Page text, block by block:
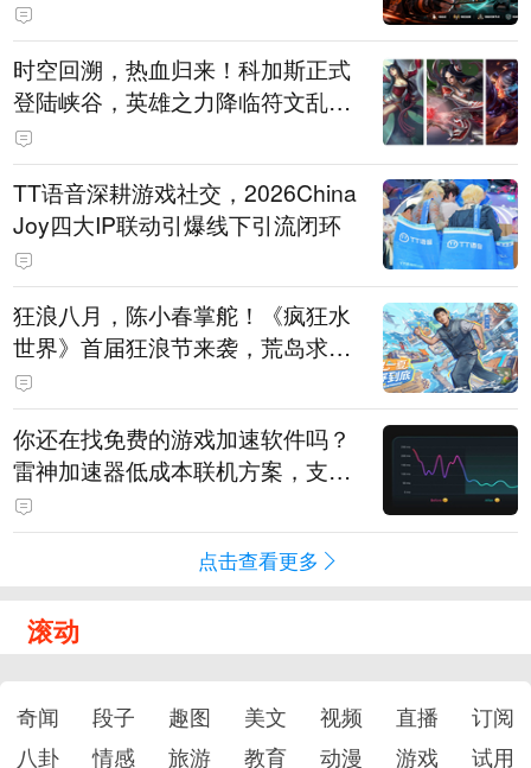
时空回溯，热血归来！科加斯正式
登陆峡谷，英雄之力降临符文乱
斗！
TT语音深耕游戏社交，2026China
Joy四大IP联动引爆线下引流闭环
狂浪八月，陈小春掌舵！《疯狂水
世界》首届狂浪节来袭，荒岛求生
直播即将开启
你还在找免费的游戏加速软件吗？
雷神加速器低成本联机方案，支持
免费试用
点击查看更多
滚动
奇闻 段子 趣图 美文 视频 直播
订阅
八卦
情感 旅游 教育 动漫 游戏 试用